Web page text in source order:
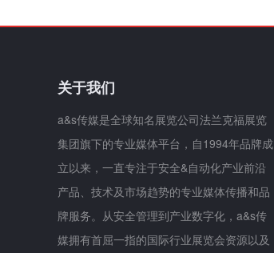
关于我们
a&s传媒是全球知名展览公司法兰克福展览
集团旗下的专业媒体平台，自1994年品牌成
立以来，一直专注于安全&自动化产业前沿
产品、技术及市场趋势的专业媒体传播和品
牌服务。从安全管理到产业数字化，a&s传
媒拥有首屈一指的国际行业展览会资源以及